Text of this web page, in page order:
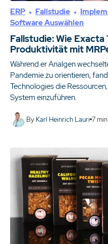
ERP Fallstudie
Software Auswählen
Fallstudie: Wie
Produktivität mit
Während er Analgen
Pandemie zu orientieren,
Technologies die
System einzuführen.
By Karl Heinrich Lauri 7